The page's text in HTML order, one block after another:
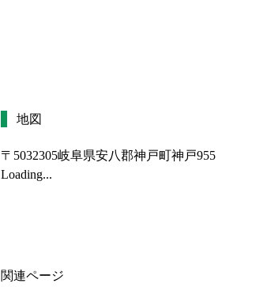
地図
〒5032305岐阜県安八郡神戸町神戸955
Loading...
関連ページ